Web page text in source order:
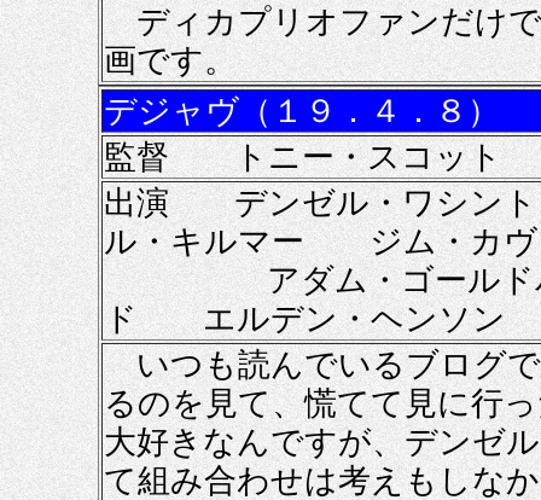
ディカプリオファンだけで
画です。
デジャヴ（１９．４．８）
監督 トニー・スコット
出演 デンゼル・ワシン
ル・キルマー ジム・カヴ
アダム・ゴールドバ
ド エルデン・ヘンソン
いつも読んでいるブログで
るのを見て、慌てて見に行
大好きなんですが、デンゼ
て組み合わせは考えもしな